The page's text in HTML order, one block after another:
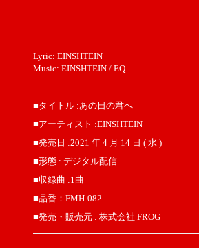
Lyric: EINSHTEIN
Music: EINSHTEIN / EQ
■タイトル :あの日の君へ
■アーティスト :EINSHTEIN
■発売日 :2021 年 4 月 14 日 ( 水 )
■形態 : デジタル配信
■収録曲 :1曲
■品番：FMH-082
■発売・販売元 : 株式会社 FROG